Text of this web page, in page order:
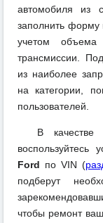
автомобиля из
заполнить форму
учетом
трансмиссии.
из наиболее
на категории,
пользователей.
В качестве
воспользуйтесь
Ford по VIN (
подберут
чтобы ремонт